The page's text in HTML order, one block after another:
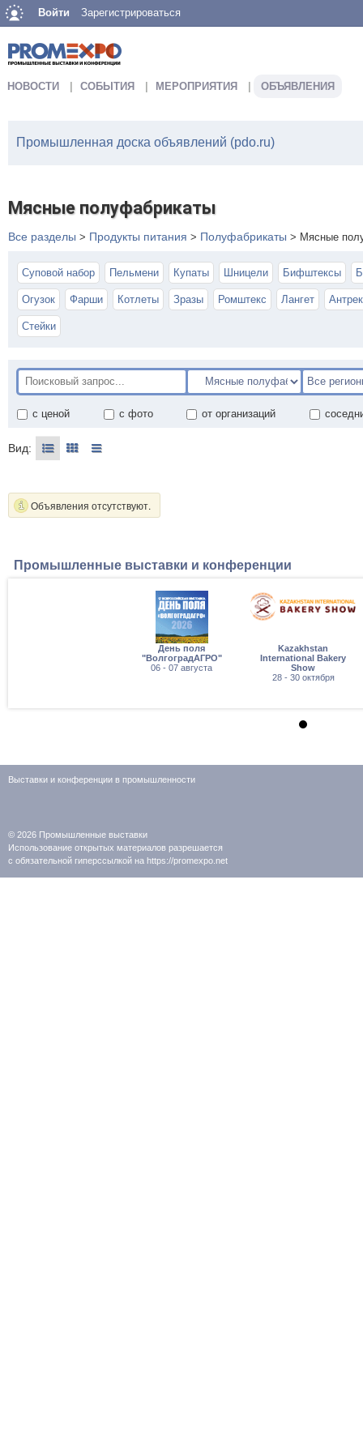
Войти Зарегистрироваться
НОВОСТИ СОБЫТИЯ МЕРОПРИЯТИЯ ОБЪЯВЛЕНИЯ
Промышленная доска объявлений (pdo.ru)
Мясные полуфабрикаты
Все разделы > Продукты питания > Полуфабрикаты > Мясные
Суповой набор Пельмени Купаты Шницели Бифштексы
Огузок Фарши Котлеты Зразы Ромштекс Лангет
Стейки
с ценой с фото от организаций
Вид:
Объявления отсутствуют.
Промышленные выставки и конференции
День поля
"ВолгоградАГРО"
06 - 07 августа
Kazakhstan
International Bakery
Show
28 - 30 октября
Выставки и конференции в промышленности
© 2026 Промышленные выставки
Использование открытых материалов разрешается
с обязательной гиперссылкой на https://promexpo.net